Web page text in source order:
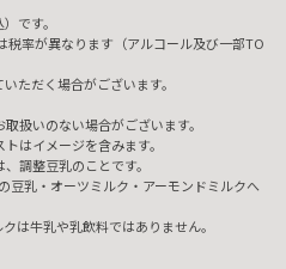
です。
税率が異なります（アルコール及び一部TO
ただく場合がございます。
扱いのない場合がございます。
はイメージを含みます。
調整豆乳のことです。
豆乳・オーツミルク・アーモンドミルクへ
は牛乳や乳飲料ではありません。